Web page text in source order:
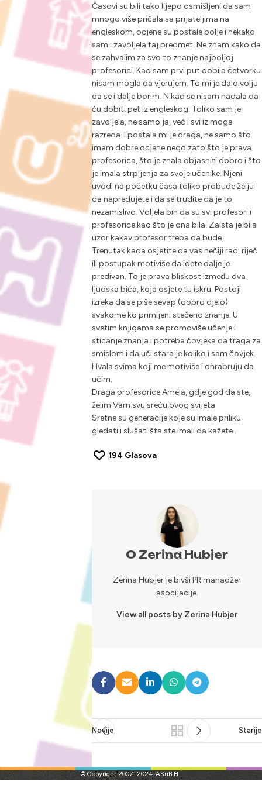
Časovi su bili tako lijepo osmišljeni da sam
mnogo više pričala sa prijateljima na
engleskom, ocjene su postale bolje i nekako
sam i zavoljela taj predmet. Ne znam kako da
se zahvalim za svo to znanje najboljoj
profesorici. Kad sam prvi put dobila četvorku
nisam mogla da vjerujem. To mi je dalo volju
da se i dalje borim. Nikad se nisam nadala da
ću dobiti pet iz engleskog. Toliko sam je
zavoljela, ne samo ja, već i svi iz moga
razreda. I postala mi je draga, ne samo što
imam dobre ocjene nego zato što je prava
profesorica, što je znala objasniti dobro i što
je imala strpljenja za svoje učenike. Njeni
uvodi na početku časa toliko probude želju
da napredujete i da se trudite da je to
nezamislivo. Voljela bih da su svi profesori i
profesorice kao što je ona bila. Zaista je bila
uzor kakav profesor treba da bude.
Trenutak kada osjetite da vas nečiji rad, riječ
ili postupak motiviše da idete dalje je
predivan. To je prava bliskost između dva
ljudska bića, koja osjete tu iskru. Postoji
izreka da se piše sevap (dobro djelo)
svakome ko primijeni stečeno znanje. U
svetim knjigama se promoviše učenje i
sticanje znanja i potreba čovjeka da traga za
smislom i da uči stara je koliko i sam čovjek.
Hvala svima koji me motiviše i ohrabruju da
učim.
Draga profesorice Amela, gdje god da ste,
želim Vam svu sreću ovog svijeta
Sretne su generacije koje su imale priliku
gledati i slušati šta ste imali da kažete…
194 Glasova
O Zerina Hubjer
Zerina Hubjer je bivši PR manadžer
asocijacije.
View all posts by Zerina Hubjer
Novije Starije
© Copyright 2007.-2024. ASuBiH |